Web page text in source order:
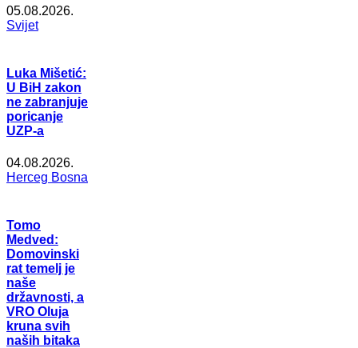
05.08.2026.
Svijet
Luka Mišetić:
U BiH zakon
ne zabranjuje
poricanje
UZP-a
04.08.2026.
Herceg Bosna
Tomo
Medved:
Domovinski
rat temelj je
naše
državnosti, a
VRO Oluja
kruna svih
naših bitaka